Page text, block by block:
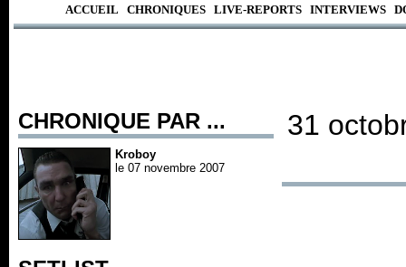
ACCUEIL CHRONIQUES LIVE-REPORTS INTERVIEWS
CHRONIQUE PAR ...
Kroboy
le 07 novembre 2007
31